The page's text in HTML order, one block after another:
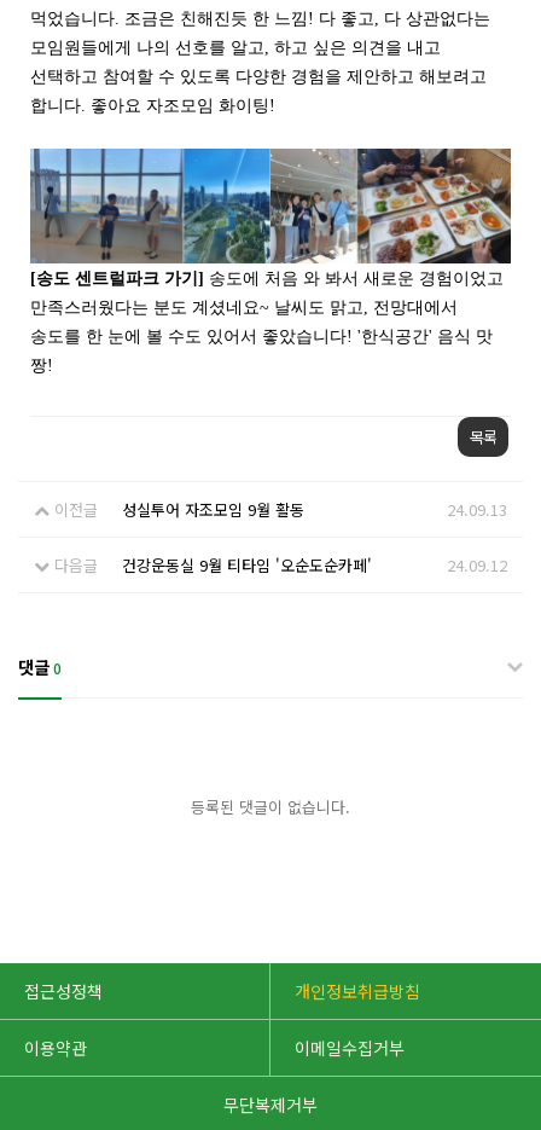
먹었습니다. 조금은 친해진듯 한 느낌! 다 좋고, 다 상관없다는
모임원들에게 나의 선호를 알고, 하고 싶은 의견을 내고
선택하고 참여할 수 있도록 다양한 경험을 제안하고 해보려고
합니다. 좋아요 자조모임 화이팅!
[송도 센트럴파크 가기] 송도에 처음 와 봐서 새로운 경험이었고
만족스러웠다는 분도 계셨네요~ 날씨도 맑고, 전망대에서
송도를 한 눈에 볼 수도 있어서 좋았습니다! '한식공간' 음식 맛
짱!
목록
이전글 성실투어 자조모임 9월 활동 24.09.13
다음글 건강운동실 9월 티타임 '오순도순카페' 24.09.12
댓글0
등록된 댓글이 없습니다.
접근성정책 개인정보취급방침
이용약관 이메일수집거부
무단복제거부